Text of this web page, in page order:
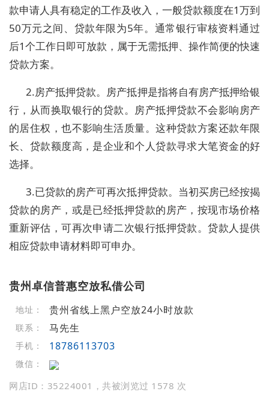
款申请人具有稳定的工作及收入，一般贷款额度在1万到
50万元之间、贷款年限为5年。通常银行审核资料通过
后1个工作日即可放款，属于无需抵押、操作简便的快速
贷款方案。
2.房产抵押贷款。房产抵押是指将自有房产抵押给银
行，从而换取银行的贷款。房产抵押贷款不会影响房产
的居住权，也不影响生活质量。这种贷款方案还款年限
长、贷款额度高，是企业和个人贷款寻求大笔资金的好
选择。
3.已贷款的房产可再次抵押贷款。当初买房已经按揭
贷款的房产，或是已经抵押贷款的房产，按现市场价格
重新评估，可再次申请二次银行抵押贷款。贷款人提供
相应贷款申请材料即可申办。
贵州卓信普惠空放私借公司
地址： 贵州省线上黑户空放24小时放款
联系： 马先生
手机： 18786113703
微信：
网店ID：35224001，共被浏览过 1578 次